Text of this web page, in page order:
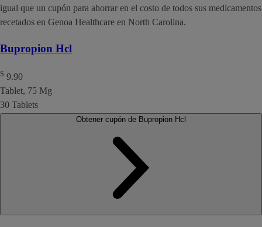
igual que un cupón para ahorrar en el costo de todos sus medicamentos
recetados en Genoa Healthcare en North Carolina.
Bupropion Hcl
$ 9.90
Tablet, 75 Mg
30 Tablets